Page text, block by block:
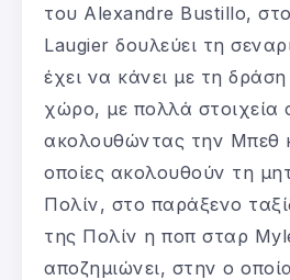
του Alexandre Bustillo,
Laugier δουλεύει τη
έχει να κάνει με τη
χώρο, με πολλά στοιχεία
ακολουθώντας την Μπεθ
οποίες ακολουθούν τη
Πολίν, στο παράξενο
της Πολίν η ποπ σταρ
αποζημιώνει, στην ο